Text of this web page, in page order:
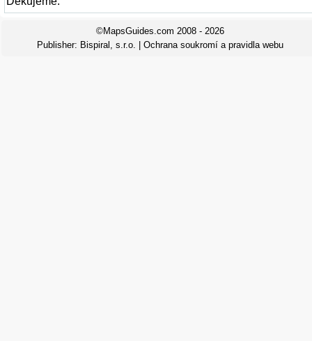
©MapsGuides.com 2008 - 2026
Publisher: Bispiral, s.r.o. Ochrana soukromí a pravidla webu